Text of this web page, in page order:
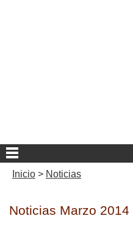
Inicio > Noticias
Noticias Marzo 2014